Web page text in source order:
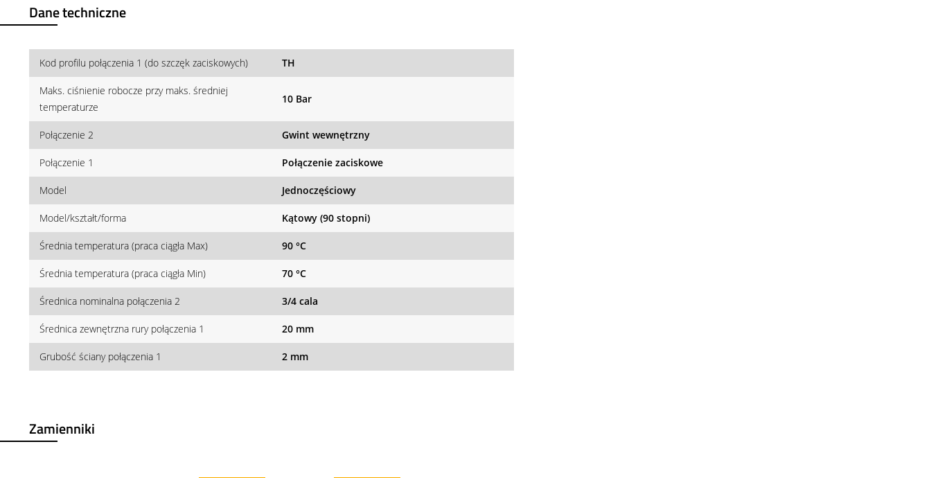
Dane techniczne
Kod profilu połączenia 1 (do szczęk zaciskowych) TH
Maks. ciśnienie robocze przy maks. średniej
temperaturze
10 Bar
Połączenie 2 Gwint wewnętrzny
Połączenie 1 Połączenie zaciskowe
Model Jednoczęściowy
Model/kształt/forma Kątowy (90 stopni)
Średnia temperatura (praca ciągła Max) 90 °C
Średnia temperatura (praca ciągła Min) 70 °C
Średnica nominalna połączenia 2 3/4 cala
Średnica zewnętrzna rury połączenia 1 20 mm
Grubość ściany połączenia 1 2 mm
Zamienniki